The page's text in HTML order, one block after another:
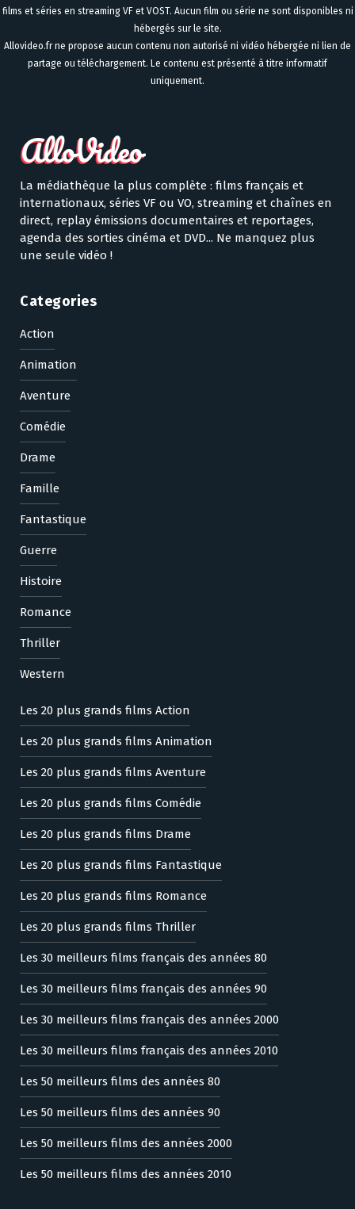
films et séries en streaming VF et VOST. Aucun film ou série ne sont disponibles ni
hébergés sur le site.
Allovideo.fr ne propose aucun contenu non autorisé ni vidéo hébergée ni lien de
partage ou téléchargement. Le contenu est présenté à titre informatif
uniquement.
La médiathèque la plus complète : films français et
internationaux, séries VF ou VO, streaming et chaînes en
direct, replay émissions documentaires et reportages,
agenda des sorties cinéma et DVD... Ne manquez plus
une seule vidéo !
Categories
Action
Animation
Aventure
Comédie
Drame
Famille
Fantastique
Guerre
Histoire
Romance
Thriller
Western
Les 20 plus grands films Action
Les 20 plus grands films Animation
Les 20 plus grands films Aventure
Les 20 plus grands films Comédie
Les 20 plus grands films Drame
Les 20 plus grands films Fantastique
Les 20 plus grands films Romance
Les 20 plus grands films Thriller
Les 30 meilleurs films français des années 80
Les 30 meilleurs films français des années 90
Les 30 meilleurs films français des années 2000
Les 30 meilleurs films français des années 2010
Les 50 meilleurs films des années 80
Les 50 meilleurs films des années 90
Les 50 meilleurs films des années 2000
Les 50 meilleurs films des années 2010